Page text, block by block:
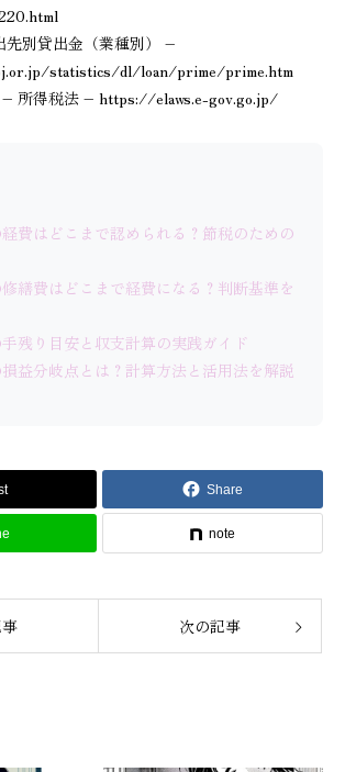
先別貸出金（業種別） –
statistics/dl/loan/prime/prime.htm
– 所得税法 – https://elaws.e-gov.go.jp/
費はどこまで認められる？節税のための
繕費はどこまで経費になる？判断基準を
残り目安と収支計算の実践ガイド
益分岐点とは？計算方法と活用法を解説
Share
note
次の記事